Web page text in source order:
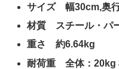
サイズ 幅30cm,奥
材質 スチール・パ
重さ 約6.64kg
耐荷重 全体：20kg